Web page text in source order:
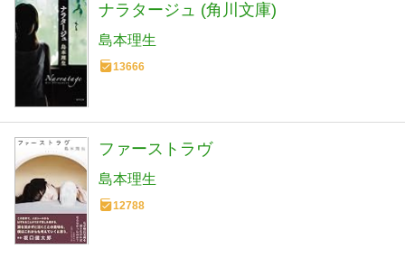
ナラタージュ (角川文庫)
島本理生
13666
ファーストラヴ
島本理生
12788